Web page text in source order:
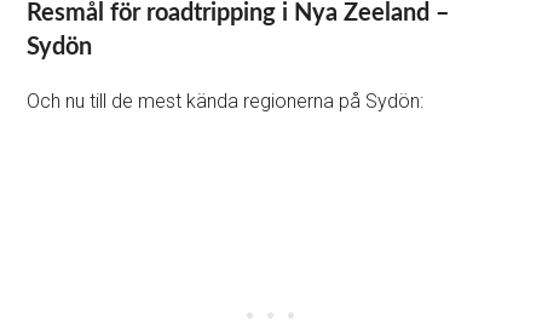
Resmål för roadtripping i Nya Zeeland –
Sydön
Och nu till de mest kända regionerna på Sydön: